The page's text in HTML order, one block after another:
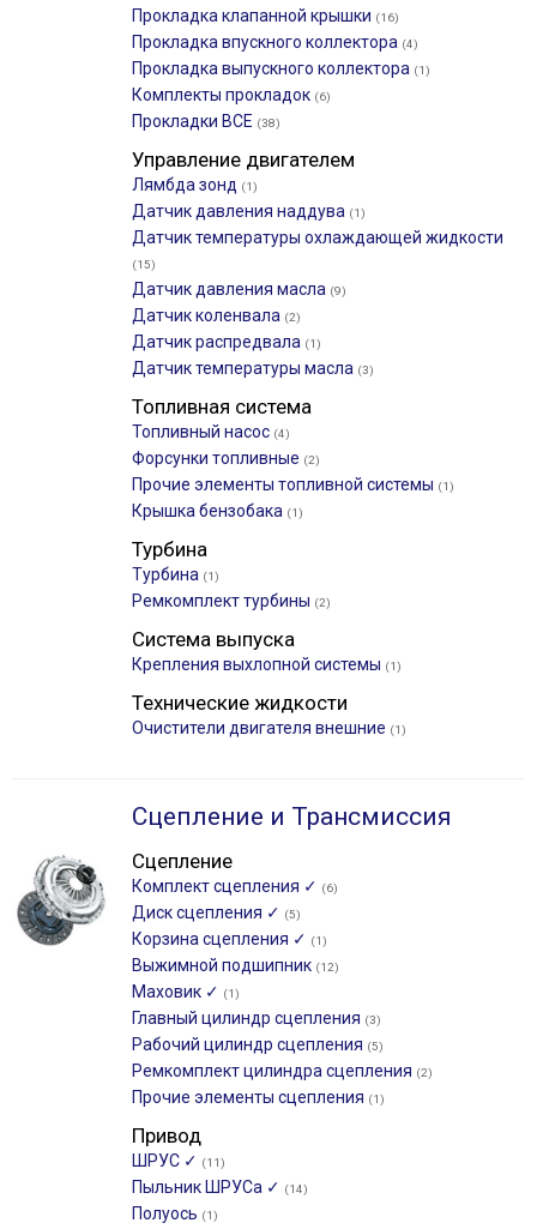
Прокладка клапанной крышки (16)
Прокладка впускного коллектора (4)
Прокладка выпускного коллектора (1)
Комплекты прокладок (6)
Прокладки ВСЕ (38)
Управление двигателем
Лямбда зонд (1)
Датчик давления наддува (1)
Датчик температуры охлаждающей жидкости
(15)
Датчик давления масла (9)
Датчик коленвала (2)
Датчик распредвала (1)
Датчик температуры масла (3)
Топливная система
Топливный насос (4)
Форсунки топливные (2)
Прочие элементы топливной системы (1)
Крышка бензобака (1)
Турбина
Турбина (1)
Ремкомплект турбины (2)
Система выпуска
Крепления выхлопной системы (1)
Технические жидкости
Очистители двигателя внешние (1)
Сцепление и Трансмиссия
Сцепление
Комплект сцепления ✓ (6)
Диск сцепления ✓ (5)
Корзина сцепления ✓ (1)
Выжимной подшипник (12)
Маховик ✓ (1)
Главный цилиндр сцепления (3)
Рабочий цилиндр сцепления (5)
Ремкомплект цилиндра сцепления (2)
Прочие элементы сцепления (1)
Привод
ШРУС ✓ (11)
Пыльник ШРУСа ✓ (14)
Полуось (1)